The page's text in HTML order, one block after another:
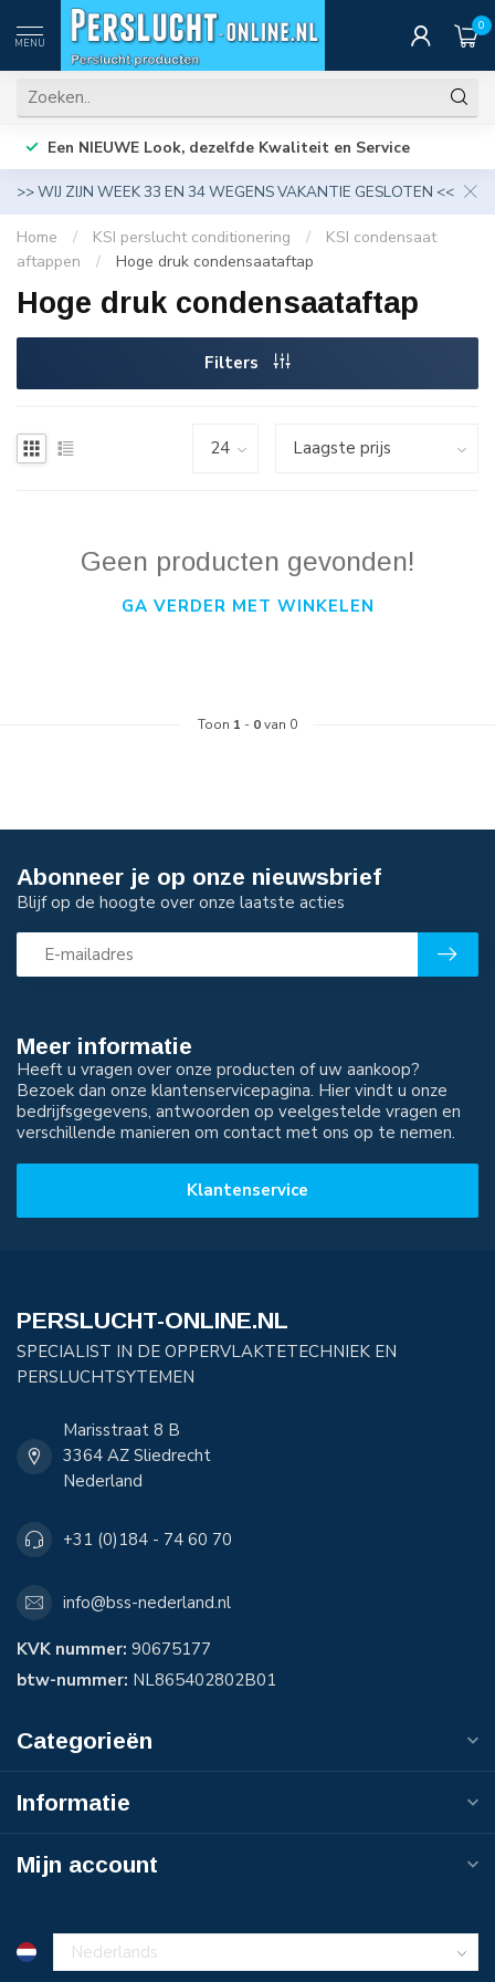
MENU
0
Een NIEUWE Look, dezelfde Kwaliteit en Service
>> WIJ ZIJN WEEK 33 EN 34 WEGENS VAKANTIE GESLOTEN <<
Home / KSI perslucht conditionering /
KSI condensaat
aftappen
/ Hoge druk condensaataftap
Hoge druk condensaataftap
Filters
Geen producten gevonden!
GA VERDER MET WINKELEN
Toon 1 - 0van 0
Meer informatie
Heeft u vragen over onze producten of uw aankoop?
Bezoek dan onze klantenservicepagina. Hier vindt u onze
bedrijfsgegevens, antwoorden op veelgestelde vragen en
verschillende manieren om contact met ons op te nemen.
Klantenservice
Abonneer je op onze nieuwsbrief
Blijf op de hoogte over onze laatste acties
PERSLUCHT-ONLINE.NL
SPECIALIST IN DE OPPERVLAKTETECHNIEK EN
PERSLUCHTSYTEMEN
Marisstraat 8 B
3364 AZ Sliedrecht
Nederland
+31 (0)184 - 74 60 70
info@bss-nederland.nl
KVK nummer: 90675177
btw-nummer: NL865402802B01
Categorieën
Informatie
Mijn account